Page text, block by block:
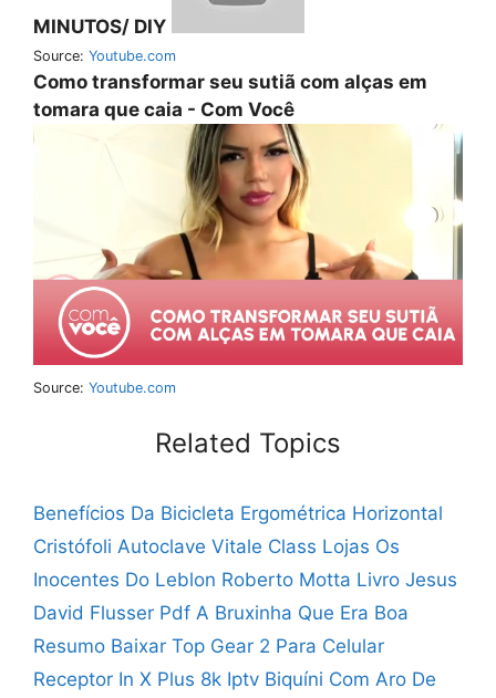
MINUTOS/ DIY
Source: Youtube.com
Como transformar seu sutiã com alças em
tomara que caia - Com Você
Source: Youtube.com
Related Topics
Benefícios Da Bicicleta Ergométrica Horizontal
Cristófoli Autoclave Vitale Class Lojas Os
Inocentes Do Leblon Roberto Motta Livro Jesus
David Flusser Pdf A Bruxinha Que Era Boa
Resumo Baixar Top Gear 2 Para Celular
Receptor In X Plus 8k Iptv Biquíni Com Aro De